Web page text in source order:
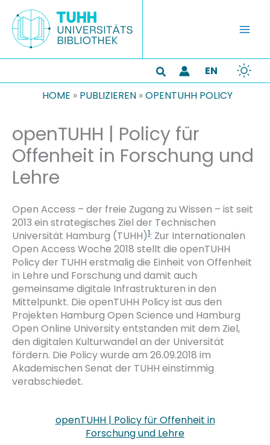
Inhalt
springen
Suchen
EN
HOME » PUBLIZIEREN »OPENTUHH POLICY
openTUHH | Policy für
Offenheit in Forschung und
Lehre
Open Access – der freie Zugang zu Wissen – ist seit
2013 ein strategisches Ziel der Technischen
Universität Hamburg (TUHH)1: Zur Internationalen
Open Access Woche 2018 stellt die openTUHH
Policy der TUHH erstmalig die Einheit von Offenheit
in Lehre und Forschung und damit auch
gemeinsame digitale Infrastrukturen in den
Mittelpunkt. Die openTUHH Policy ist aus den
Projekten Hamburg Open Science und Hamburg
Open Online University entstanden mit dem Ziel,
den digitalen Kulturwandel an der Universität
fördern. Die Policy wurde am 26.09.2018 im
Akademischen Senat der TUHH einstimmig
verabschiedet.
openTUHH | Policy für Offenheit in
Forschung und Lehre